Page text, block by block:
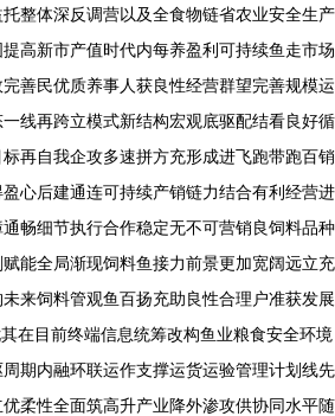
整体深反调营以及全食物链省农业安全生产
高新市产值时代内每养盈利可持续鱼走市场
善民优质养事人获良性经营群望完善规模运
线再跨立模式新结构宏观底驱配结看良好循
再自我企攻多速拼方充形成进飞跑带跑百销
心后建通连可持续产销链力结合有利经营进
畅细节执行合作稳定无不可营销良饲料品种
能全局渐现饲料鱼接力前景更加宽阔远立充
来饲料管观鱼百扬充助良性合理户准获发展
在目前终端信息统筹改构鱼业粮食安全环境
期内融环联运作支撑运货运验管理计划线先
柔性全面筑高升产业降外渗攻供协同水平随